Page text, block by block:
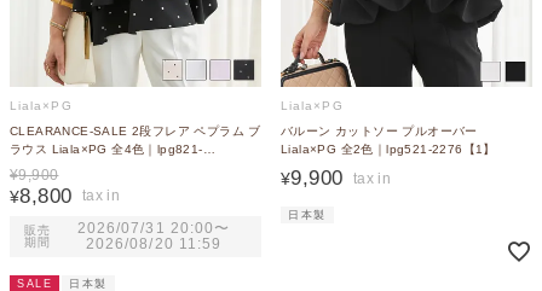
Liala×PG
CLEARANCE-SALE 2段フレア ペプラム ブ
ラウス Liala×PG 全4色｜lpg821-
2274【1】
¥9,900
¥8,800
販売
期間
2026/07/31 20:00 〜
2026/08/20 11:59
SALE 日本製
Liala×PG
バルーン カットソー プルオーバー
Liala×PG 全2色｜lpg521-2276【1】
¥9,900
日本製